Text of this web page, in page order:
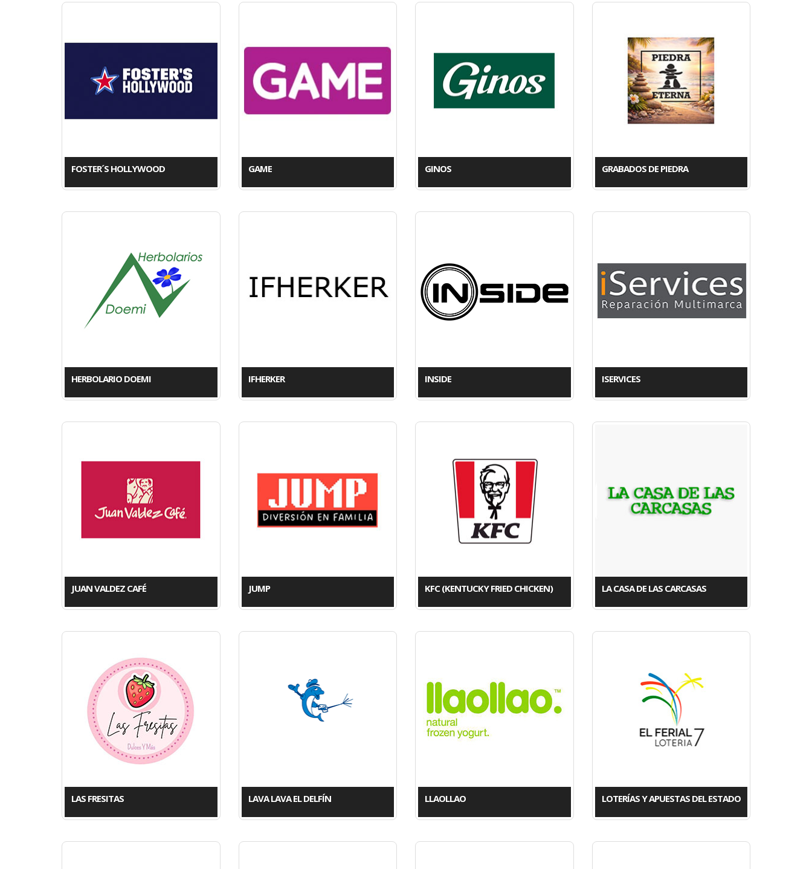
FOSTER´S HOLLYWOOD GAME GINOS GRABADOS DE PIEDRA
HERBOLARIO DOEMI IFHERKER INSIDE ISERVICES
JUAN VALDEZ CAFÉ JUMP KFC (KENTUCKY FRIED CHICKEN) LA CASA DE LAS CARCASAS
LAS FRESITAS LAVA LAVA EL DELFÍN LLAOLLAO LOTERÍAS Y APUESTAS DEL ESTADO